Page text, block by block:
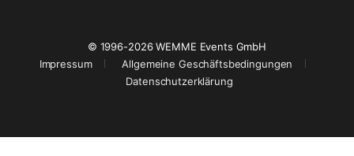
© 1996-2026 WEMME Events GmbH
Impressum
Allgemeine Geschäftsbedingungen
Datenschutzerklärung